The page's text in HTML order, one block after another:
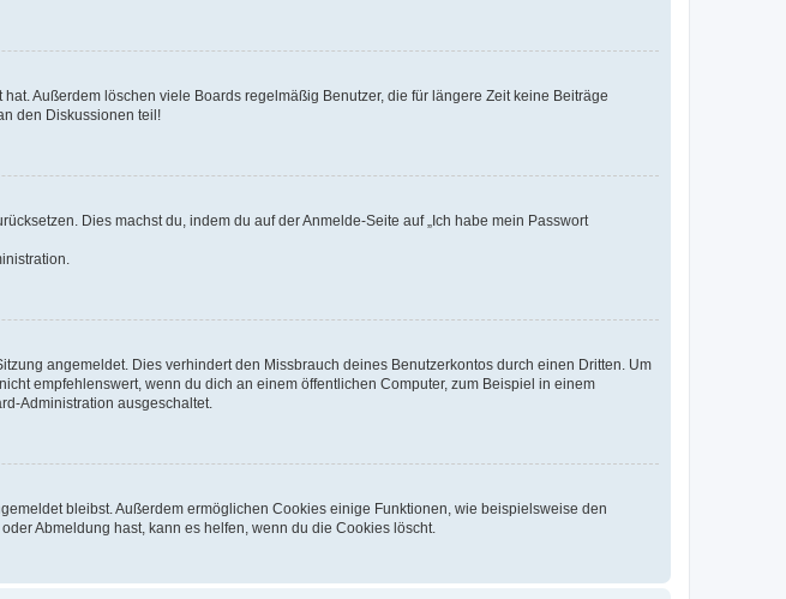
Außerdem löschen viele Boards regelmäßig Benutzer, die für längere Zeit keine Beiträge
den Diskussionen teil!
Dies machst du, indem du auf der Anmelde-Seite auf „Ich habe mein Passwort
angemeldet. Dies verhindert den Missbrauch deines Benutzerkontos durch einen Dritten. Um
empfehlenswert, wenn du dich an einem öffentlichen Computer, zum Beispiel in einem
Administration ausgeschaltet.
bleibst. Außerdem ermöglichen Cookies einige Funktionen, wie beispielsweise den
Abmeldung hast, kann es helfen, wenn du die Cookies löscht.